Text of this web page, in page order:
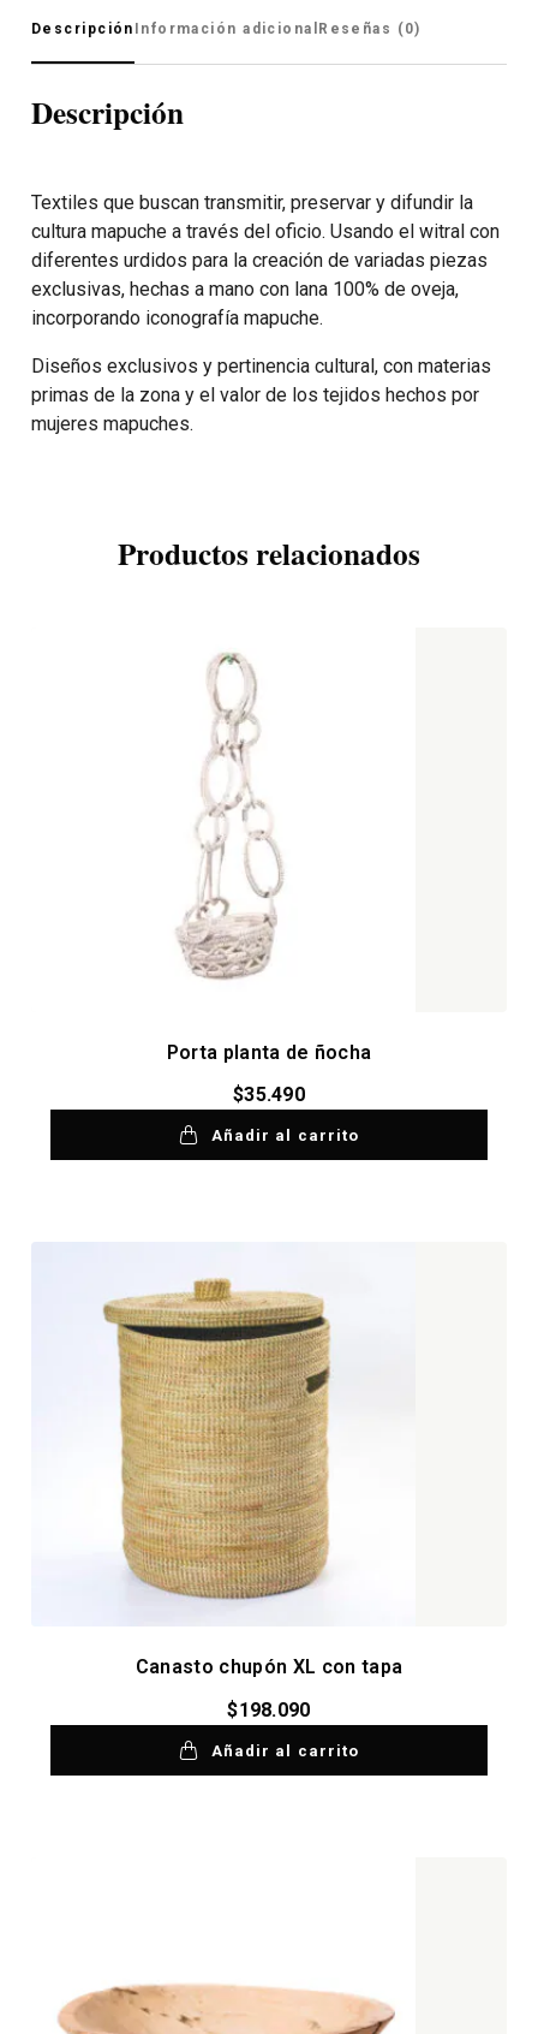
Descripción Información adicional Reseñas (0)
Descripción
Textiles que buscan transmitir, preservar y difundir la
cultura mapuche a través del oficio. Usando el witral con
diferentes urdidos para la creación de variadas piezas
exclusivas, hechas a mano con lana 100% de oveja,
incorporando iconografía mapuche.
Diseños exclusivos y pertinencia cultural, con materias
primas de la zona y el valor de los tejidos hechos por
mujeres mapuches.
Productos relacionados
Porta planta de ñocha
$35.490
Añadir al carrito
Canasto chupón XL con tapa
$198.090
Añadir al carrito